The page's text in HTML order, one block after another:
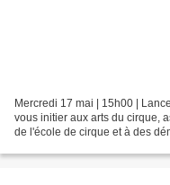
Mercredi 17 mai | 15h00 |
vous initier aux arts du cirque,
de l'école de cirque et à des